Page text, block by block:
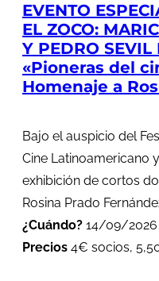
EVENTO
EL ZOCO:
Y PEDRO
«Pioneras del
Homenaje a
Bajo el auspicio del
Cine Latinoamericano
exhibición de cortos
Rosina Prado
¿Cuándo? 14/09/2026
Precios 4€ socios,